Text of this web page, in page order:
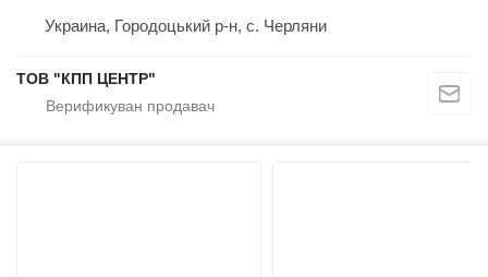
Украина, Городоцький р-н, с. Черляни
ТОВ "КПП ЦЕНТР"